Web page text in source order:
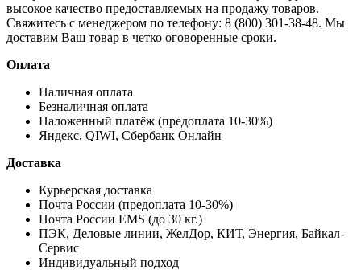
высокое качество предоставляемых на продажу товаров.
Свяжитесь с менеджером по телефону: 8 (800) 301-38-48. Мы
доставим Ваш товар в четко оговоренные сроки.
Оплата
Наличная оплата
Безналичная оплата
Наложенный платёж (предоплата 10-30%)
Яндекс, QIWI, Сбербанк Онлайн
Доставка
Курьерская доставка
Почта России (предоплата 10-30%)
Почта России EMS (до 30 кг.)
ПЭК, Деловые линии, ЖелДор, КИТ, Энергия, Байкал-
Сервис
Индивидуальный подход